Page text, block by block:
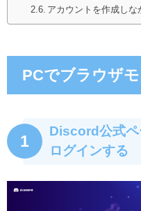
アカウントを作成しな
PCでブラウザ
1
Discord公式ペ
ログインする